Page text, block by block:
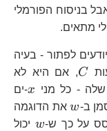
בניסוח הפורמלי
מתאים.
לפתור - בעיה
C, אם היא לא
שלה - כל מני x-ים
ב-wאת הדוגמה
על כך ש-w יכול